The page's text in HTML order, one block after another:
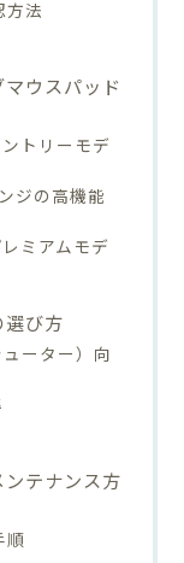
方法
ウスパッド
トリーモデ
ジの高機能
ミアムモデ
び方
ーター）向
テナンス方
順